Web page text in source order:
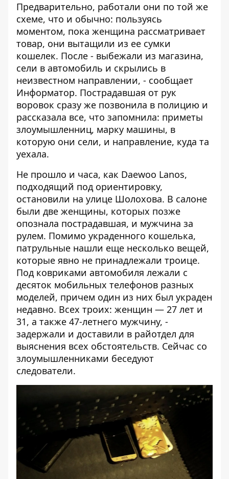
Предварительно, работали они по той же
схеме, что и обычно: пользуясь
моментом, пока женщина рассматривает
товар, они вытащили из ее сумки
кошелек. После - выбежали из магазина,
сели в автомобиль и скрылись в
неизвестном направлении, - сообщает
Информатор. Пострадавшая от рук
воровок сразу же позвонила в полицию и
рассказала все, что запомнила: приметы
злоумышленниц, марку машины, в
которую они сели, и направление, куда та
уехала.
Не прошло и часа, как Daewoo Lanos,
подходящий под ориентировку,
остановили на улице Шолохова. В салоне
были две женщины, которых позже
опознала пострадавшая, и мужчина за
рулем. Помимо украденного кошелька,
патрульные нашли еще несколько вещей,
которые явно не принадлежали троице.
Под ковриками автомобиля лежали с
десяток мобильных телефонов разных
моделей, причем один из них был украден
недавно. Всех троих: женщин — 27 лет и
31, а также 47-летнего мужчину, -
задержали и доставили в райотдел для
выяснения всех обстоятельств. Сейчас со
злоумышленниками беседуют
следователи.